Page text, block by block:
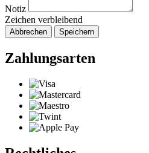
Notiz
Zeichen verbleibend
Abbrechen Speichern
Zahlungsarten